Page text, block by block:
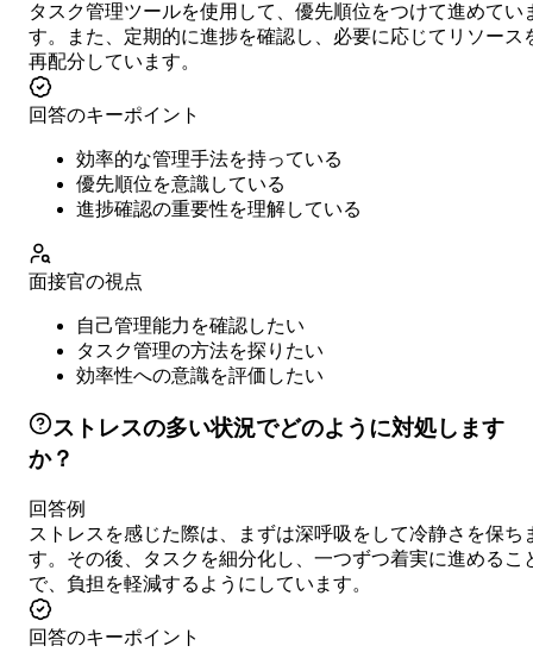
タスク管理ツールを使用して、優先順位をつけて進めてい
す。また、定期的に進捗を確認し、必要に応じてリソース
再配分しています。
回答のキーポイント
効率的な管理手法を持っている
優先順位を意識している
進捗確認の重要性を理解している
面接官の視点
自己管理能力を確認したい
タスク管理の方法を探りたい
効率性への意識を評価したい
ストレスの多い状況でどのように対処します
か？
回答例
ストレスを感じた際は、まずは深呼吸をして冷静さを保ち
す。その後、タスクを細分化し、一つずつ着実に進めるこ
で、負担を軽減するようにしています。
回答のキーポイント